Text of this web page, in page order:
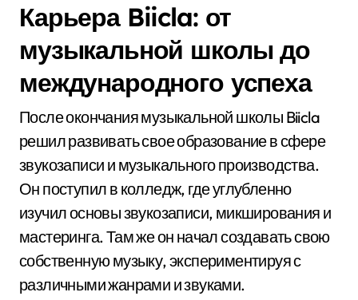
Карьера Biicla: от
музыкальной школы до
международного успеха
После окончания музыкальной школы Biicla
решил развивать свое образование в сфере
звукозаписи и музыкального производства.
Он поступил в колледж, где углубленно
изучил основы звукозаписи, микширования и
мастеринга. Там же он начал создавать свою
собственную музыку, экспериментируя с
различными жанрами и звуками.